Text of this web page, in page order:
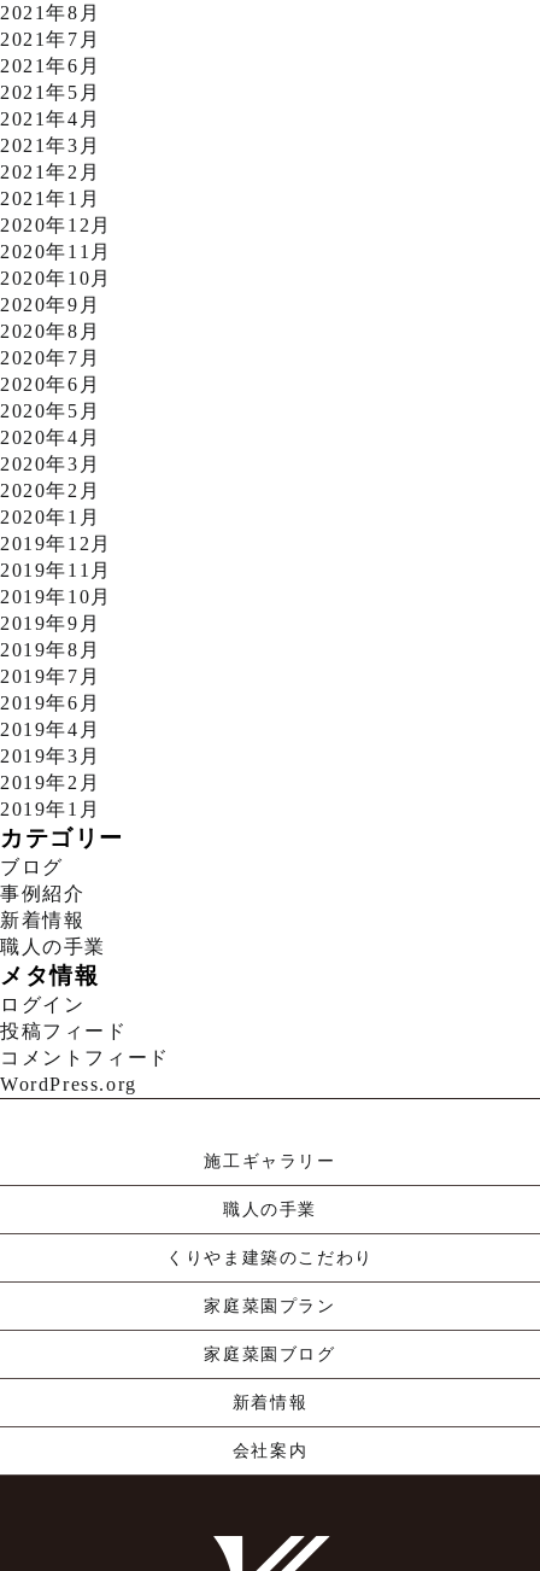
2021年8月
2021年7月
2021年6月
2021年5月
2021年4月
2021年3月
2021年2月
2021年1月
2020年12月
2020年11月
2020年10月
2020年9月
2020年8月
2020年7月
2020年6月
2020年5月
2020年4月
2020年3月
2020年2月
2020年1月
2019年12月
2019年11月
2019年10月
2019年9月
2019年8月
2019年7月
2019年6月
2019年4月
2019年3月
2019年2月
2019年1月
カテゴリー
ブログ
事例紹介
新着情報
職人の手業
メタ情報
ログイン
投稿フィード
コメントフィード
WordPress.org
施工ギャラリー
職人の手業
くりやま建築のこだわり
家庭菜園プラン
家庭菜園ブログ
新着情報
会社案内